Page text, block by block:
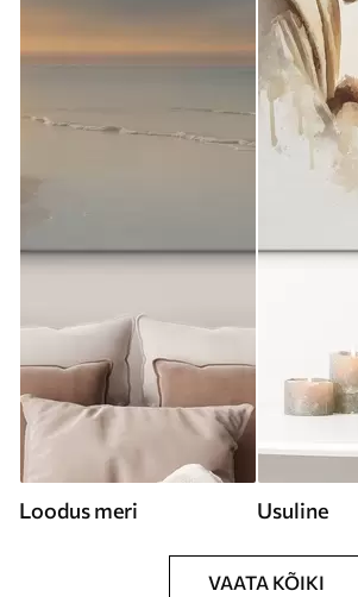
Loodus meri Usuline
VAATA KÕIKI